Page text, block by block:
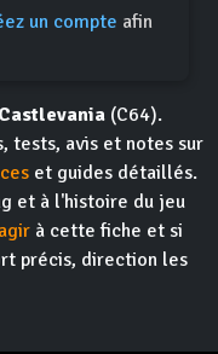
un compte afin
Castlevania (C64).
tests, avis et notes sur
et guides détaillés.
et à l'histoire du jeu
à cette fiche et si
précis, direction les